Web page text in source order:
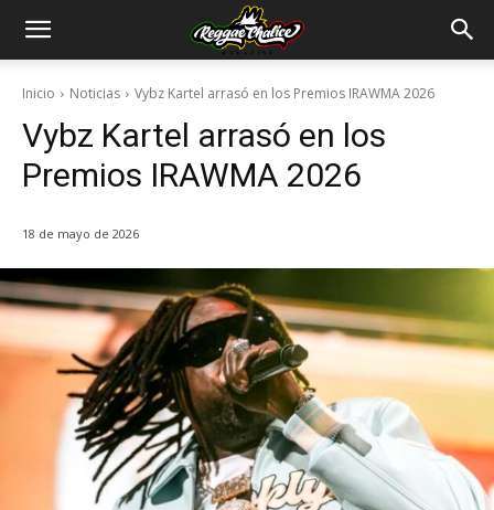
Inicio Noticias Vybz Kartel arrasó en los Premios IRAWMA 2026
Vybz Kartel arrasó en los
Premios IRAWMA 2026
18 de mayo de 2026